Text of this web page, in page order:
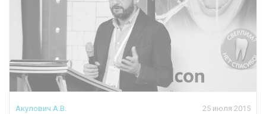
Акулович А.В. 25 июля 2015